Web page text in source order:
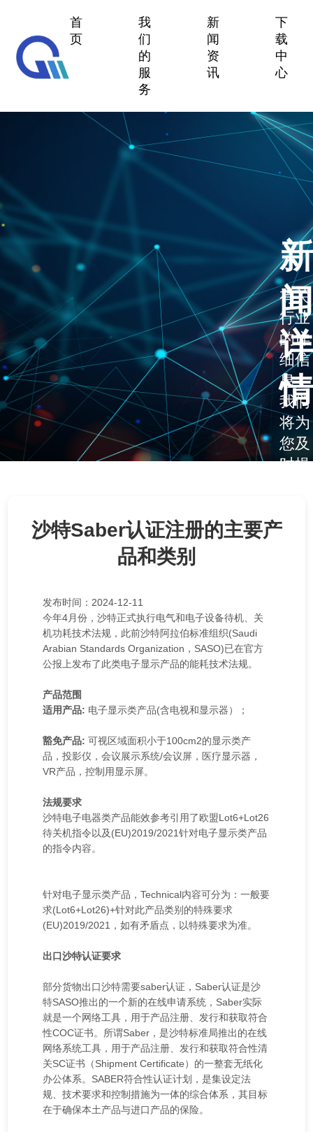
首
页
我
们
的
服
务
新
闻
资
讯
下
载
中
心
新
闻
详
情
有关
行业
的详
细信
息，
我们
将为
您及
时提
沙特Saber认证注册的主要产
品和类别
发布时间：2024-12-11
今年4月份，沙特正式执行电气和电子设备待机、关
机功耗技术法规，此前沙特阿拉伯标准组织(Saudi
Arabian Standards Organization，SASO)已在官方
公报上发布了此类电子显示产品的能耗技术法规。
产品范围
适用产品: 电子显示类产品(含电视和显示器）；
豁免产品:可视区域面积小于100cm2的显示类产
品，投影仪，会议展示系统/会议屏，医疗显示器，
VR产品，控制用显示屏。
法规要求
沙特电子电器类产品能效参考引用了欧盟Lot6+Lot26
待关机指令以及(EU)2019/2021针对电子显示类产品
的指令内容。
针对电子显示类产品，Technical内容可分为：一般要
求(Lot6+Lot26)+针对此产品类别的特殊要求
(EU)2019/2021，如有矛盾点，以特殊要求为准。
出口沙特认证要求
部分货物出口沙特需要saber认证，Saber认证是沙
特SASO推出的一个新的在线申请系统，Saber实际
就是一个网络工具，用于产品注册、发行和获取符合
性COC证书。所谓Saber，是沙特标准局推出的在线
网络系统工具，用于产品注册、发行和获取符合性清
关SC证书（Shipment Certificate）的一整套无纸化
办公体系。SABER符合性认证计划，是集设定法
规、技术要求和控制措施为一体的综合体系，其目标
在于确保本土产品与进口产品的保险。